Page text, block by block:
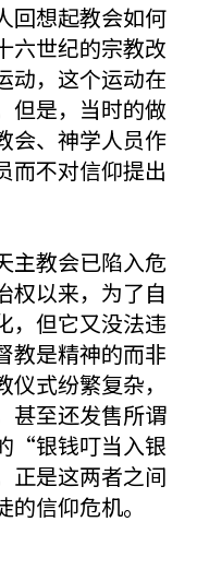
想起教会如何
六世纪的宗教改
动，这个运动在
但是，当时的做
会、神学人员作
而不对信仰提出
教会已陷入危
权以来，为了自
，但它又没法违
教是精神的而非
式纷繁复杂，
甚至还发售所谓
“银钱叮当入银
正是这两者之间
信仰危机。